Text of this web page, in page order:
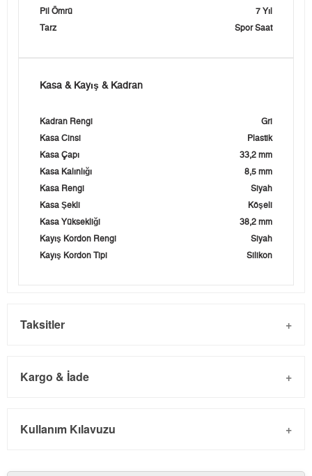
Pil Ömrü
7 Yıl
Tarz
Spor Saat
Kasa & Kayış & Kadran
Kadran Rengi
Gri
Kasa Cinsi
Plastik
Kasa Çapı
33,2 mm
Kasa Kalınlığı
8,5 mm
Kasa Rengi
Siyah
Kasa Şekli
Köşeli
Kasa Yüksekliği
38,2 mm
Kayış Kordon Rengi
Siyah
Kayış Kordon Tipi
Silikon
Taksitler
Kargo & İade
Kullanım Kılavuzu